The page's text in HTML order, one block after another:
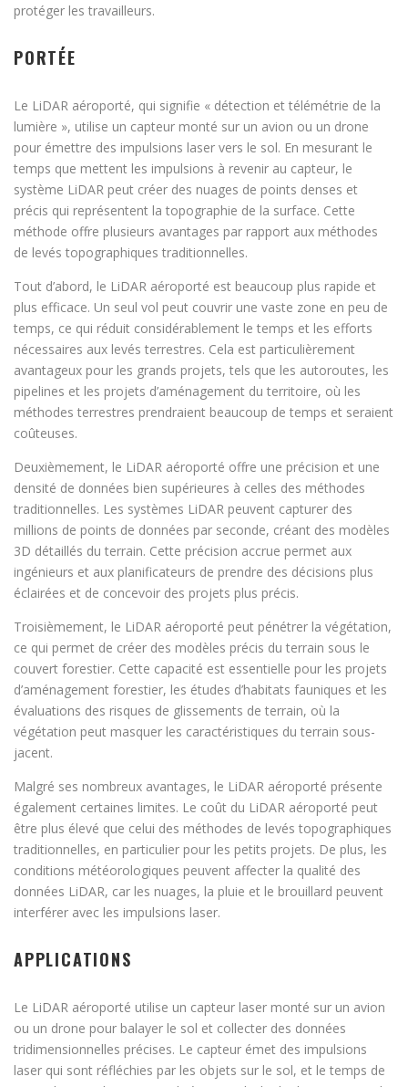
protéger les travailleurs.
PORTÉE
Le LiDAR aéroporté, qui signifie « détection et télémétrie de la
lumière », utilise un capteur monté sur un avion ou un drone
pour émettre des impulsions laser vers le sol. En mesurant le
temps que mettent les impulsions à revenir au capteur, le
système LiDAR peut créer des nuages de points denses et
précis qui représentent la topographie de la surface. Cette
méthode offre plusieurs avantages par rapport aux méthodes
de levés topographiques traditionnelles.
Tout d’abord, le LiDAR aéroporté est beaucoup plus rapide et
plus efficace. Un seul vol peut couvrir une vaste zone en peu de
temps, ce qui réduit considérablement le temps et les efforts
nécessaires aux levés terrestres. Cela est particulièrement
avantageux pour les grands projets, tels que les autoroutes, les
pipelines et les projets d’aménagement du territoire, où les
méthodes terrestres prendraient beaucoup de temps et seraient
coûteuses.
Deuxièmement, le LiDAR aéroporté offre une précision et une
densité de données bien supérieures à celles des méthodes
traditionnelles. Les systèmes LiDAR peuvent capturer des
millions de points de données par seconde, créant des modèles
3D détaillés du terrain. Cette précision accrue permet aux
ingénieurs et aux planificateurs de prendre des décisions plus
éclairées et de concevoir des projets plus précis.
Troisièmement, le LiDAR aéroporté peut pénétrer la végétation,
ce qui permet de créer des modèles précis du terrain sous le
couvert forestier. Cette capacité est essentielle pour les projets
d’aménagement forestier, les études d’habitats fauniques et les
évaluations des risques de glissements de terrain, où la
végétation peut masquer les caractéristiques du terrain sous-
jacent.
Malgré ses nombreux avantages, le LiDAR aéroporté présente
également certaines limites. Le coût du LiDAR aéroporté peut
être plus élevé que celui des méthodes de levés topographiques
traditionnelles, en particulier pour les petits projets. De plus, les
conditions météorologiques peuvent affecter la qualité des
données LiDAR, car les nuages, la pluie et le brouillard peuvent
interférer avec les impulsions laser.
APPLICATIONS
Le LiDAR aéroporté utilise un capteur laser monté sur un avion
ou un drone pour balayer le sol et collecter des données
tridimensionnelles précises. Le capteur émet des impulsions
laser qui sont réfléchies par les objets sur le sol, et le temps de